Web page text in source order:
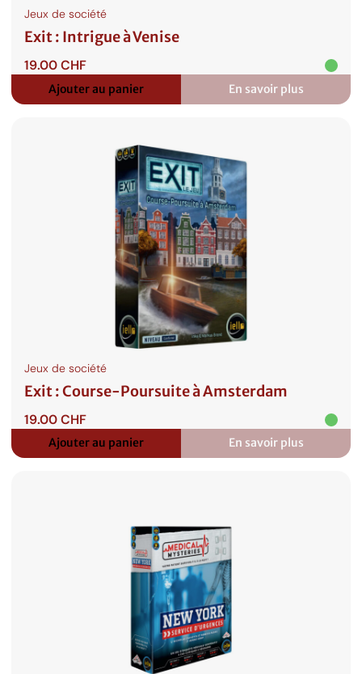
Jeux de société
Exit : Intrigue à Venise
19.00CHF
Ajouter au panier En savoir plus
:
Exit
Jeux de société
Exit : Course-Poursuite à Amsterdam
19.00CHF
Ajouter au panier En savoir plus
:
Exit